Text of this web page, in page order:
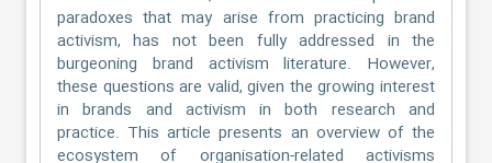
paradoxes that may arise from practicing brand
activism, has not been fully addressed in the
burgeoning brand activism literature. However,
these questions are valid, given the growing interest
in brands and activism in both research and
practice. This article presents an overview of the
ecosystem of organisation-related activisms